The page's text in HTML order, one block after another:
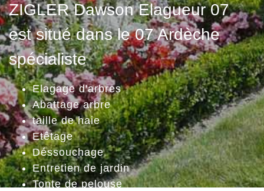
ZIGLER Dawson Elagueur 07
est situé dans le 07 Ardèche
spécialiste
Elagage d'arbres
Abattage arbre
taille de haie
Etêtage
Déssouchage
Entretien de jardin
Tonte de pelouse